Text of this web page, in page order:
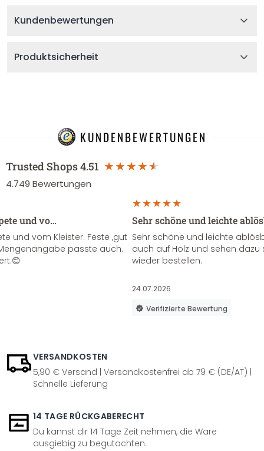
Kundenbewertungen
Produktsicherheit
KUNDENBEWERTUNGEN
Trusted Shops4.51
4.749 Bewertungen
und vo…
und vom Kleister. Feste ,gut
passte auch.
Sehr schöne und leichte
Sehr schöne und leichte
auch auf Holz und sehen
wieder bestellen.
24.07.2026
Verifizierte Bewertung
VERSANDKOSTEN
5,90 € Versand | Versandkostenfrei ab 79 € (DE/AT) |
Schnelle Lieferung
14 TAGE RÜCKGABERECHT
Du kannst dir 14 Tage Zeit nehmen, die Ware
ausgiebig zu begutachten.